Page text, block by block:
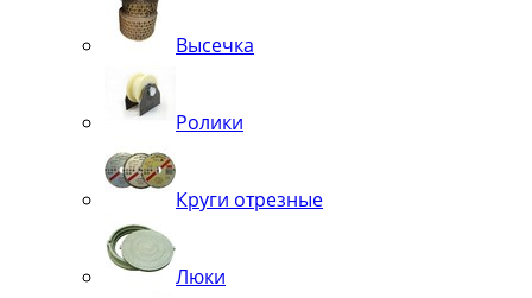
Высечка
Ролики
Круги отрезные
Люки